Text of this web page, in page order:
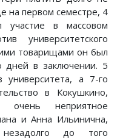
на первом семестре, 4
в массовом
университетского
товарищами он был
дней в заключении. 5
а 7-го
в Кокушкино,
очень неприятное
и Анна Ильинична,
до того